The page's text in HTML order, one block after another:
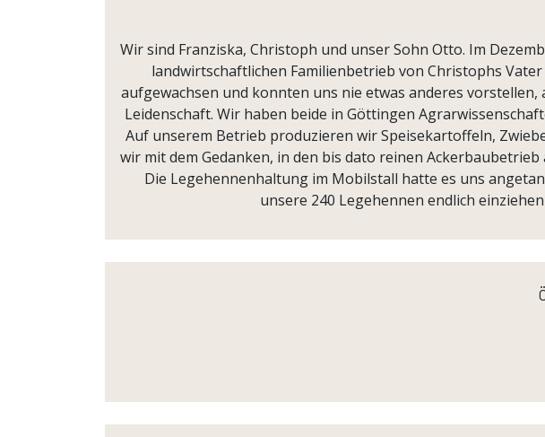
Wir sind Franziska, Christoph und unser Sohn Otto. Im
landwirtschaftlichen Familienbetrieb von Christophs
aufgewachsen und konnten uns nie etwas anderes
Leidenschaft. Wir haben beide in Göttingen
Auf unserem Betrieb produzieren wir Speisekartoffeln,
wir mit dem Gedanken, in den bis dato reinen
Die Legehennenhaltung im Mobilstall hatte es uns
unsere 240 Legehennen endlich